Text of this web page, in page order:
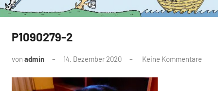
P1090279-2
von admin 14. Dezember 2020 Keine Kommentare